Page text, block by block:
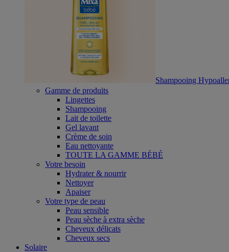
Shampooing
Gamme de produits
Lingettes
Shampooing
Lait de toilette
Gel lavant
Crème de soin
Eau nettoyante
TOUTE LA GAMME BÉBÉ
Votre besoin
Hydrater & nourrir
Nettoyer
Apaiser
Votre type de peau
Peau sensible
Peau sèche à extra sèche
Cheveux délicats
Cheveux secs
Solaire